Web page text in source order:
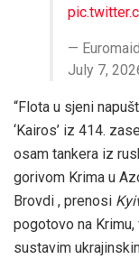
—
July 7,
“Flota u sjeni
‘Kairos’ iz 414.
osam tankera iz
gorivom Krima u
Brovdi , prenosi
pogotovo na
sustavim